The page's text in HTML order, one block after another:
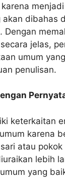
akan dibahas
Dengan
jelas,
umum
penulisan.
keterkaitan
karena
atau pokok
lebih
yang